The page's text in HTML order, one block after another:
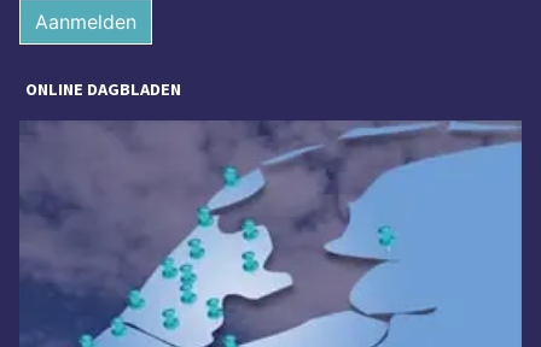
Aanmelden
ONLINE DAGBLADEN